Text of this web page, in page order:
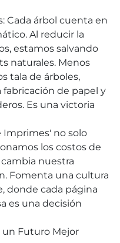
Cada árbol cuenta en
Al reducir la
estamos salvando
naturales. Menos
tala de árboles,
de papel y
Es una victoria
Imprimes' no solo
los costos de
nuestra
Fomenta una cultura
donde cada página
es una decisión
un Futuro Mejor